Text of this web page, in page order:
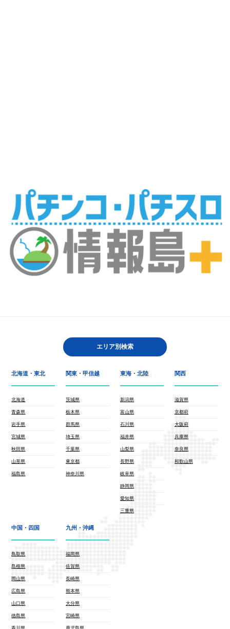
エリア別検索
北海道・東北
北海道
青森県
岩手県
宮城県
秋田県
山形県
福島県
関東・甲信越
茨城県
栃木県
群馬県
埼玉県
千葉県
東京都
神奈川県
東海・北陸
新潟県
富山県
石川県
福井県
山梨県
長野県
岐阜県
静岡県
愛知県
三重県
関西
滋賀県
京都府
大阪府
兵庫県
奈良県
和歌山県
中国・四国
鳥取県
島根県
岡山県
広島県
山口県
徳島県
九州・沖縄
福岡県
佐賀県
長崎県
熊本県
大分県
宮崎県